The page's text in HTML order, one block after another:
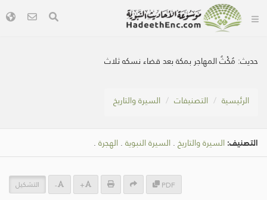
حديث: مُكْثُ المهاجر بمكة بعد قضاء نسكه ثلاث
الرئيسية التصنيفات السيرة والتاريخ
التصنيف: السيرة والتاريخ . السيرة النبوية . الهجرة .
PDF
+
- التشكيل